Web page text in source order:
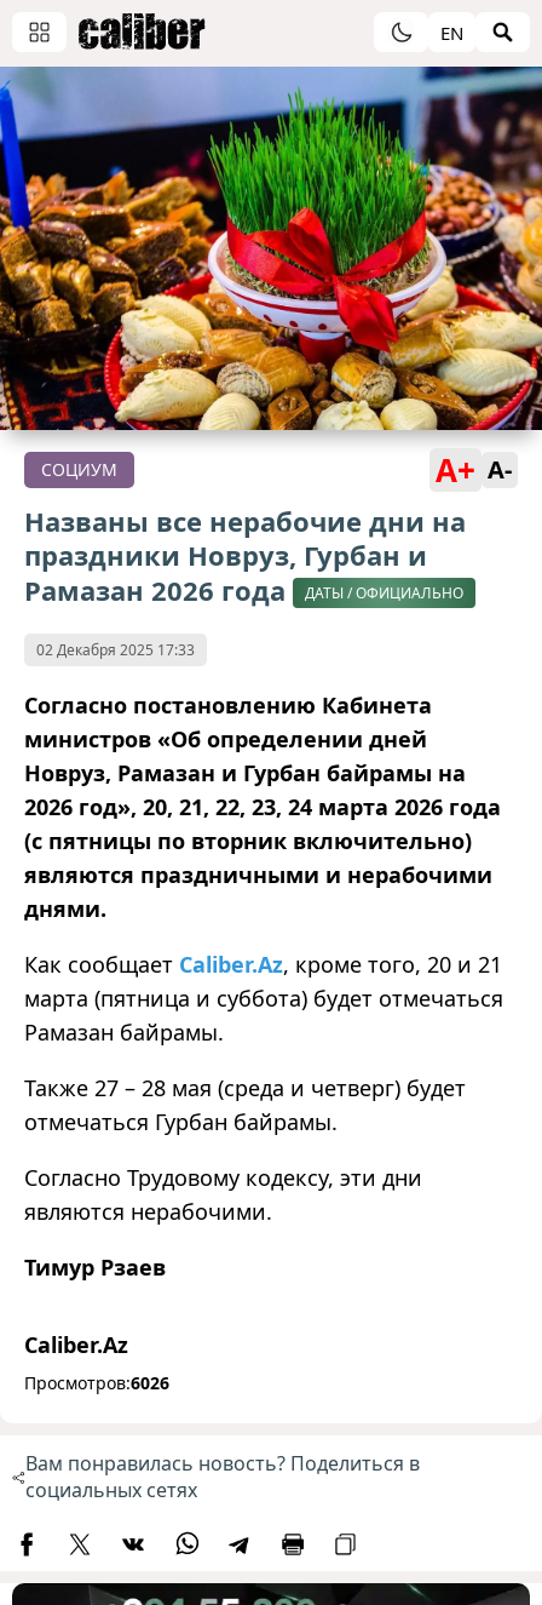
EN
СОЦИУМ A+ A-
Названы все нерабочие дни на
праздники Новруз, Гурбан и
Рамазан 2026 года
ДАТЫ / ОФИЦИАЛЬНО
02 Декабря 2025 17:33
Согласно постановлению Кабинета
министров «Об определении дней
Новруз, Рамазан и Гурбан байрамы на
2026 год», 20, 21, 22, 23, 24 марта 2026 года
(с пятницы по вторник включительно)
являются праздничными и нерабочими
днями.
Как сообщает Caliber.Az, кроме того, 20 и 21
марта (пятница и суббота) будет отмечаться
Рамазан байрамы.
Также 27 – 28 мая (среда и четверг) будет
отмечаться Гурбан байрамы.
Согласно Трудовому кодексу, эти дни
являются нерабочими.
Тимур Рзаев
Caliber.Az
Просмотров:6026
Вам понравилась новость? Поделиться в
социальных сетях